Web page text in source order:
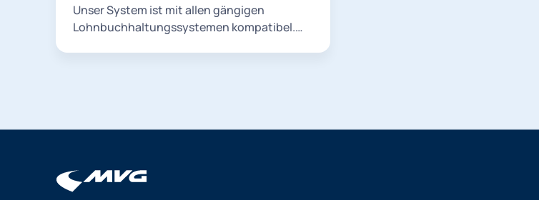
Unser System ist mit allen gängigen
Lohnbuchhaltungssystemen kompatibel.